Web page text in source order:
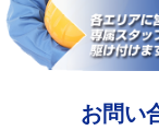
管・ポリ管・HT
マス交換（土の
マス交換（深さ
お問い